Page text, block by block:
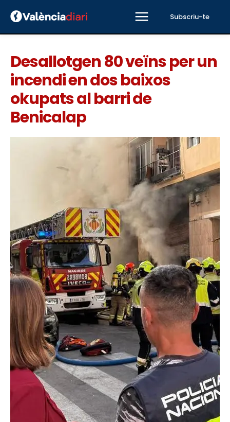
Subscriu-te
Desallotgen 80 veïns per un
incendi en dos baixos
okupats al barri de
Benicalap